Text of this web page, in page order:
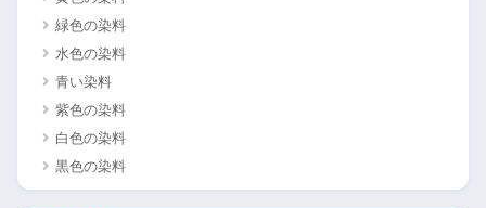
緑色の染料
水色の染料
青い染料
紫色の染料
白色の染料
黒色の染料